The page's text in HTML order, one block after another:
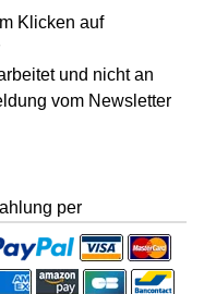
Klicken auf
und nicht an
vom Newsletter
per